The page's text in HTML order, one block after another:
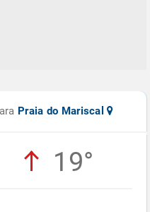
Praia do Mariscal
19°